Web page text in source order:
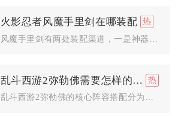
火影忍者风魔手里剑在哪装配
乱斗西游2弥勒佛需要怎样的阵容搭配
乱斗西游2弥勒佛的核心阵容搭配分为三大类，分别是金伞核心强攻...